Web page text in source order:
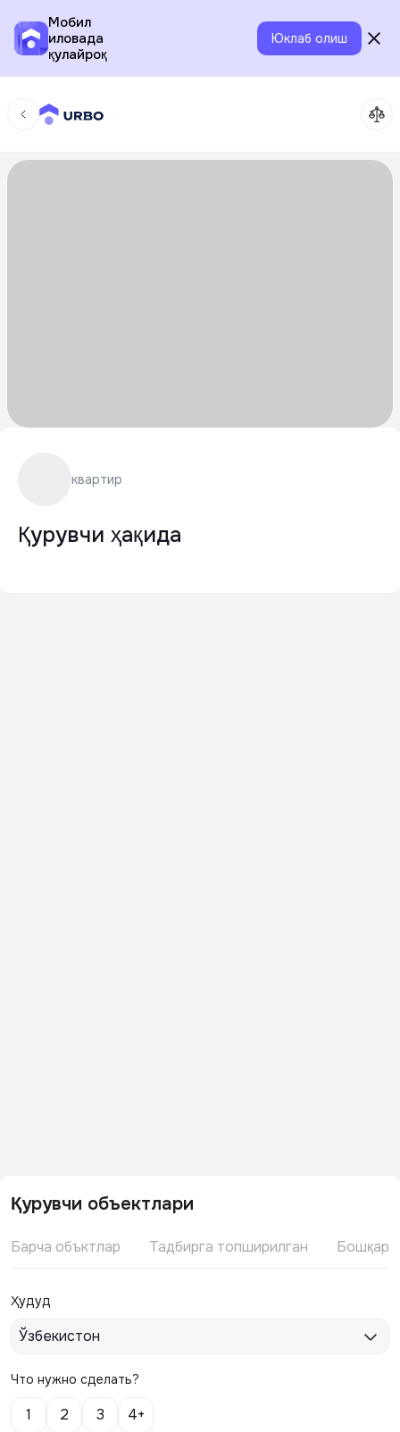
Мобил
иловада
қулайроқ
Юклаб олиш
квартир
Қурувчи ҳақида
Қурувчи объектлари
Барча объктлар Тадбирга топширилган
Ҳудуд
Ўзбекистон
Что нужно сделать?
1 2 3 4+